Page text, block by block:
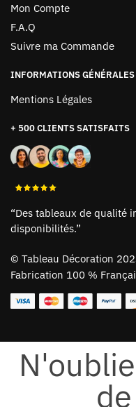
Mon Compte
F.A.Q
Suivre ma Commande
INFORMATIONS GÉNÉRALES
Mentions Légales
+ 500 CLIENTS SATISFAITS
“Des tableaux de qualité
disponibilités.”
© Tableau Décoration
Fabrication 100 %